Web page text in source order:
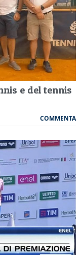
e del tennis
COMMENTA